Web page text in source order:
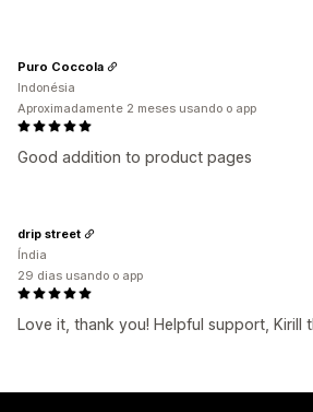
Good addition to product pages
Puro Coccola
Indonésia
Aproximadamente 2 meses usando o app
Love it, thank you! Helpful support, Kirill
drip street
Índia
29 dias usando o app